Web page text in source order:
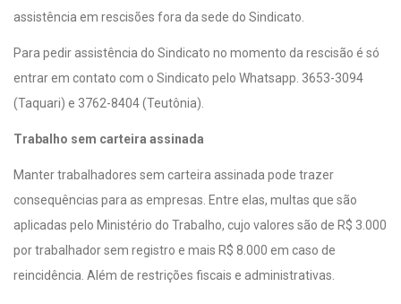
assistência em rescisões fora da sede do Sindicato.
Para pedir assistência do Sindicato no momento da rescisão é só
entrar em contato com o Sindicato pelo Whatsapp. 3653-3094
(Taquari) e 3762-8404 (Teutônia).
Trabalho sem carteira assinada
Manter trabalhadores sem carteira assinada pode trazer
consequências para as empresas. Entre elas, multas que são
aplicadas pelo Ministério do Trabalho, cujo valores são de R$ 3.000
por trabalhador sem registro e mais R$ 8.000 em caso de
reincidência. Além de restrições fiscais e administrativas.